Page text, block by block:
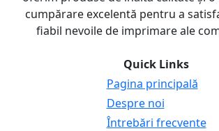
cumpărare excelentă pentru a
fiabil nevoile de imprimare ale
Quick Links
Pagina principală
Despre noi
Întrebări frecvente